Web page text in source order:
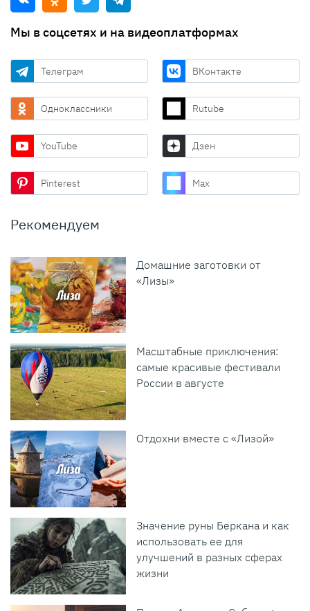
Мы в соцсетях и на видеоплатформах
Телеграм ВКонтакте
Одноклассники Rutube
YouTube Дзен
Pinterest Max
Рекомендуем
Домашние заготовки от
«Лизы»
Масштабные приключения:
самые красивые фестивали
России в августе
Отдохни вместе с «Лизой»
Значение руны Беркана и как
использовать ее для
улучшений в разных сферах
жизни